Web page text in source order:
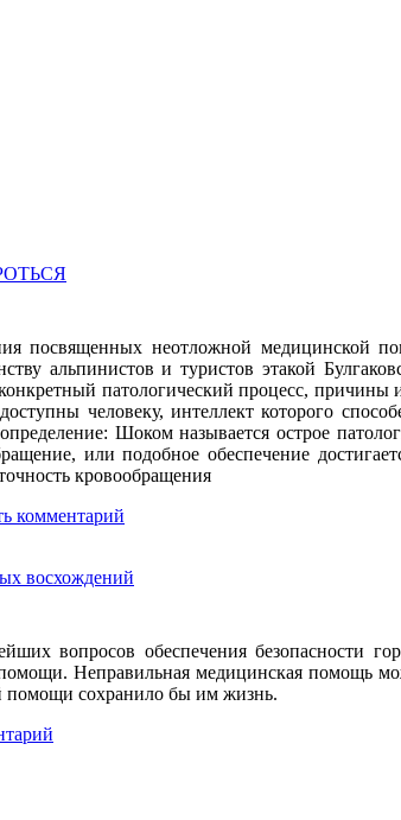
посвященных неотложной медицинской
альпинистов и туристов этакой
патологический процесс, причины
человеку, интеллект которого
Шоком называется острое
или подобное обеспечение
кровообращения
комментарий
восхождений
вопросов обеспечения безопасности
Неправильная медицинская помощь
помощи сохранило бы им жизнь.